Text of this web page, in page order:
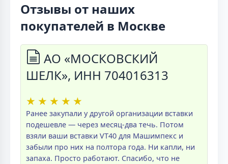
Отзывы от наших
покупателей в Москве
АО «МОСКОВСКИЙ
ШЕЛК», ИНН 704016313
★ ★ ★ ★ ★
Ранее закупали у другой организации вставки
подешевле — через месяц-два течь. Потом
взяли ваши вставки VT40 для Машимпекс и
забыли про них на полтора года. Ни капли, ни
запаха. Просто работают. Спасибо, что не